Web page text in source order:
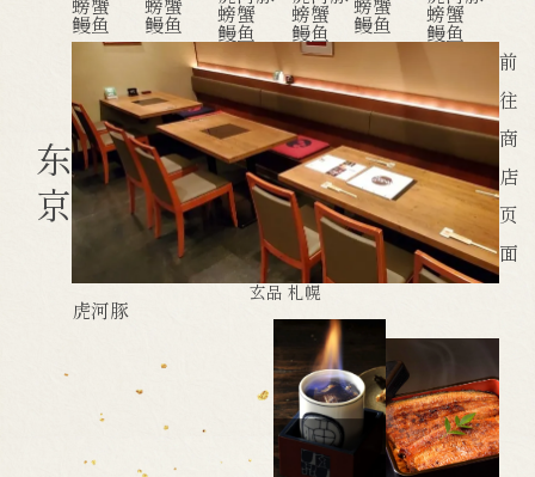
鳗鱼 鳗鱼 螃蟹
鳗鱼
螃蟹
鳗鱼 鳗鱼 螃蟹
鳗鱼
东
京
前
往
商
店
页
面
玄品 札幌
虎河豚